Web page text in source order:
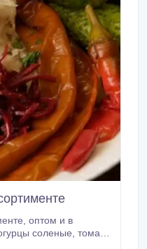
и в
соленые, томаты